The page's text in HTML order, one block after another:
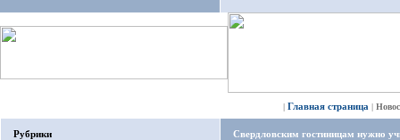
| Главная страница |
Рубрики Свердловским гостиницам нужно